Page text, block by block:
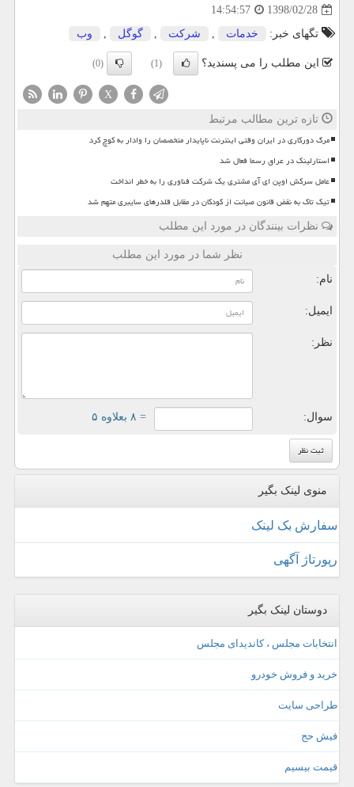
1398/02/28
14:54:57
تگهای خبر:
خدمات , شركت , گوگل , وب
این مطلب را می پسندید؟ (1)
(0)
X
تازه ترین مطالب مرتبط
مرگ دورکاری در ایران وقتی اینترنت ناپایدار متخصصان را وادار به کوچ کرد
استارلینک در عراق رسما فعال شد
عامل سرکش اوپن ای آی مشتری یک شرکت فناوری را به خطر انداخت
تیک تاک به نقض قانون صیانت از کودکان در مقابل قلدرهای سایبری متهم شد
نظرات بینندگان در مورد این مطلب
نظر شما در مورد این مطلب
نام:
ایمیل:
نظر:
سوال: = ۸ بعلاوه ۵
منوی لینک بگیر
سفارش بک لینک
رپورتاژ آگهی
دوستان لینک بگیر
انتخابات مجلس ، کاندیدای مجلس
خرید و فروش خودرو
طراحی سایت
فیش حج
قیمت بیسیم